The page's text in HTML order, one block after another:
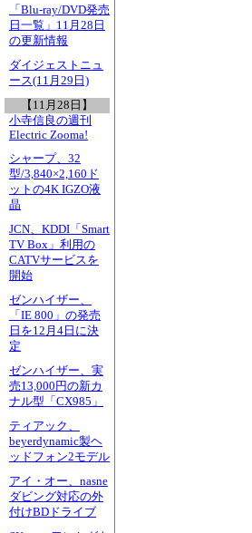
「Blu-ray/DVD発売
日一覧」11月28日
の更新情報
ダイジェストニュ
ース(11月29日)
【11月28日】
小寺信良の週刊
Electric Zooma!
シャープ、32
型/3,840×2,160ド
ットの4K IGZO液
晶
JCN、KDDI「Smart
TV Box」利用の
CATVサービスを
開始
ゼンハイザー、
「IE 800」の発売
日を12月4日に決
定
ゼンハイザー、実
売13,000円の新カ
ナル型「CX985」
ティアック、
beyerdynamic製ヘ
ッドフォン2モデル
アイ・オー、nasne
ダビング対応の外
付けBDドライブ